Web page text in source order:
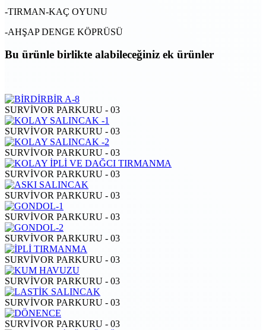
-TIRMAN-KAÇ OYUNU
-AHŞAP DENGE KÖPRÜSÜ
Bu ürünle birlikte alabileceğiniz ek ürünler
SURVİVOR PARKURU - 03
SURVİVOR PARKURU - 03
SURVİVOR PARKURU - 03
SURVİVOR PARKURU - 03
SURVİVOR PARKURU - 03
SURVİVOR PARKURU - 03
SURVİVOR PARKURU - 03
SURVİVOR PARKURU - 03
SURVİVOR PARKURU - 03
SURVİVOR PARKURU - 03
SURVİVOR PARKURU - 03